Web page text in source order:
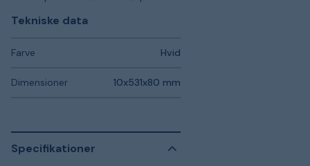
Tekniske data
Farve Hvid
Dimensioner 10x531x80 mm
Specifikationer